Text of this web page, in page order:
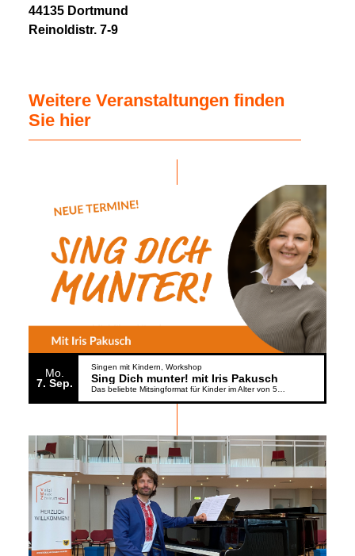
44135 Dortmund
Reinoldistr. 7-9
Weitere Veranstaltungen finden
Sie hier
Mo.
7 Sep.
Singen mit Kindern Workshop
Sing Dich munter! mit Iris Pakusch
Das beliebte Mitsingformat für Kinder im Alter von 5 bis 6 Jahren geht weiter